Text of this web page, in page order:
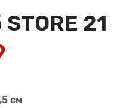
21
см